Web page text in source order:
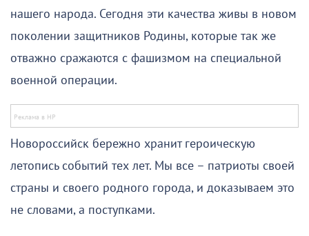
нашего народа. Сегодня эти качества живы в новом
поколении защитников Родины, которые так же
отважно сражаются с фашизмом на специальной
военной операции.
Новороссийск бережно хранит героическую
летопись событий тех лет. Мы все – патриоты своей
страны и своего родного города, и доказываем это
не словами, а поступками.